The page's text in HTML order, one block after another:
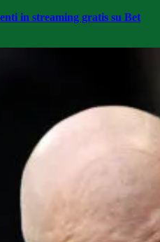
in streaming gratis su Bet